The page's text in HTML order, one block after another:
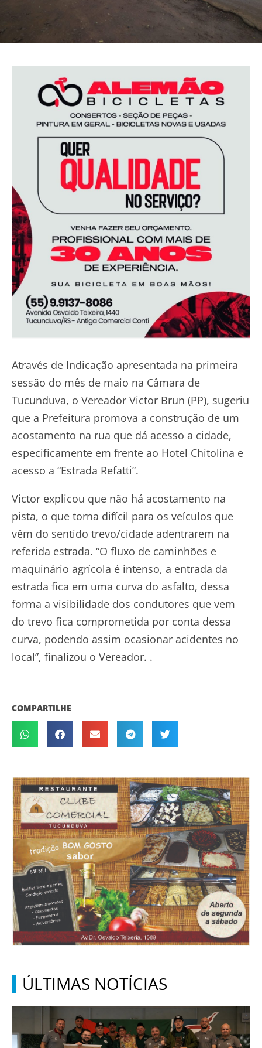
Através de Indicação apresentada na primeira
sessão do mês de maio na Câmara de
Tucunduva, o Vereador Victor Brun (PP), sugeriu
que a Prefeitura promova a construção de um
acostamento na rua que dá acesso a cidade,
especificamente em frente ao Hotel Chitolina e
acesso a “Estrada Refatti”.
Victor explicou que não há acostamento na
pista, o que torna difícil para os veículos que
vêm do sentido trevo/cidade adentrarem na
referida estrada. “O fluxo de caminhões e
maquinário agrícola é intenso, a entrada da
estrada fica em uma curva do asfalto, dessa
forma a visibilidade dos condutores que vem
do trevo fica comprometida por conta dessa
curva, podendo assim ocasionar acidentes no
local”, finalizou o Vereador. .
COMPARTILHE
ÚLTIMAS NOTÍCIAS